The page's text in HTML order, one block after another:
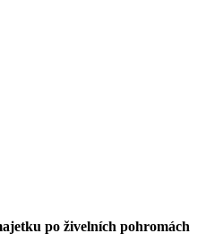
po živelních pohromách